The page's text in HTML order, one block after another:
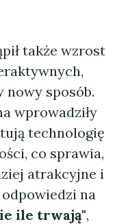
także wzrost
nowy sposób.
wprowadziły
technologię
co sprawia,
atrakcyjne i
na
ile trwają",